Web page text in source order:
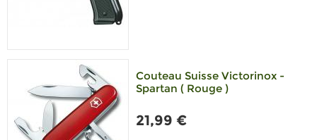
Couteau Suisse Victorinox -
Spartan ( Rouge )
21,99 €